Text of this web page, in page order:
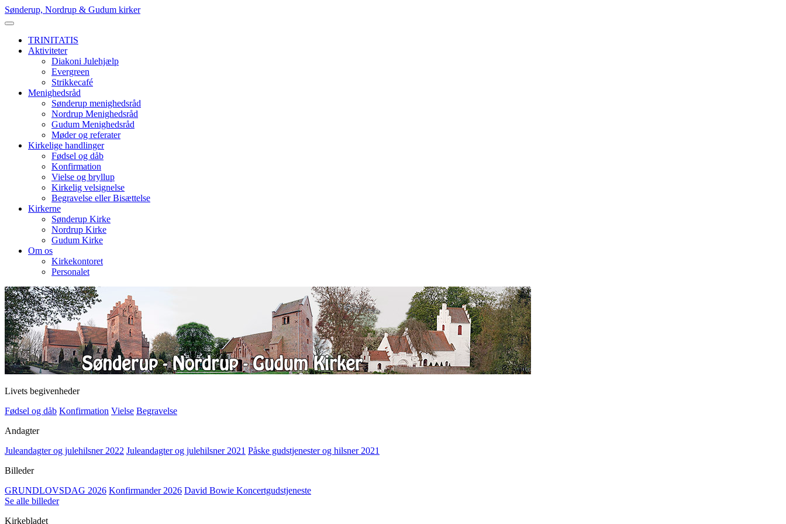
Skip
to
Sønderup, Nordrup & Gudum kirker
TRINITATIS
Aktiviteter
Diakoni Julehjælp
Evergreen
Strikkecafé
Menighedsråd
Sønderup menighedsråd
Nordrup Menighedsråd
Gudum Menighedsråd
Møder og referater
Kirkelige handlinger
Fødsel og dåb
Konfirmation
Vielse og bryllup
Kirkelig velsignelse
Begravelse eller Bisættelse
Kirkerne
Sønderup Kirke
Nordrup Kirke
Gudum Kirke
Om os
Kirkekontoret
Personalet
Livets begivenheder
Fødsel og dåb Konfirmation Vielse Begravelse
Andagter
Juleandagter og julehilsner 2022 Juleandagter og julehilsner 2021 Påske gudstjenester og hilsner 2021
Billeder
GRUNDLOVSDAG 2026 Konfirmander 2026 David Bowie Koncertgudstjeneste
Se alle billeder
Kirkebladet